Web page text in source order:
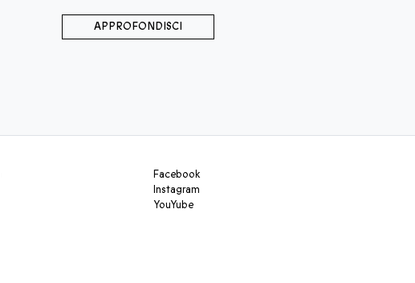
APPROFONDISCI
Facebook
Instagram
YouYube